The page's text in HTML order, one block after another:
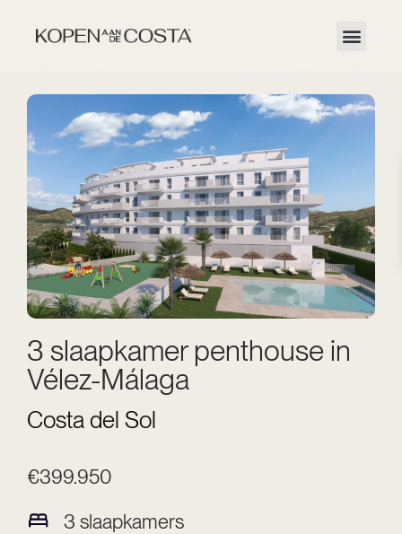
3 slaapkamer penthouse in
Vélez-Málaga
Costa del Sol
€399.950
3 slaapkamers